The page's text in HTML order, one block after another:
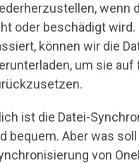
wenn
oder beschädigt wird.
können wir die
um sie auf
ist die Datei-
bequem. Aber was
von